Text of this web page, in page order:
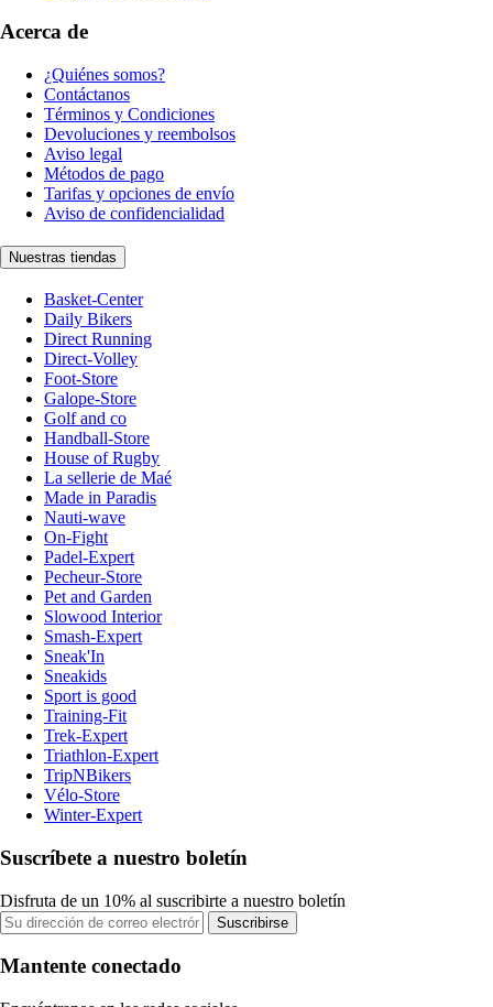
Acerca de
¿Quiénes somos?
Contáctanos
Términos y Condiciones
Devoluciones y reembolsos
Aviso legal
Métodos de pago
Tarifas y opciones de envío
Aviso de confidencialidad
Nuestras tiendas
Basket-Center
Daily Bikers
Direct Running
Direct-Volley
Foot-Store
Galope-Store
Golf and co
Handball-Store
House of Rugby
La sellerie de Maé
Made in Paradis
Nauti-wave
On-Fight
Padel-Expert
Pecheur-Store
Pet and Garden
Slowood Interior
Smash-Expert
Sneak'In
Sneakids
Sport is good
Training-Fit
Trek-Expert
Triathlon-Expert
TripNBikers
Vélo-Store
Winter-Expert
Suscríbete a nuestro boletín
Disfruta de un 10% al suscribirte a nuestro boletín
Suscribirse
Mantente conectado